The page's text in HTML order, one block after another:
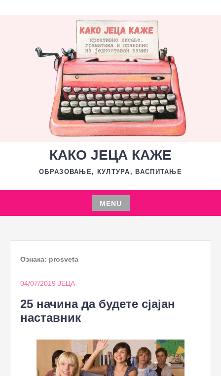
КАКО ЈЕЦА КАЖЕ
ОБРАЗОВАЊЕ, КУЛТУРА, ВАСПИТАЊЕ
MENU
Skip
content
Ознака: prosveta
04/07/2019 ЈЕЦА
25 начина да будете сјајан
наставник